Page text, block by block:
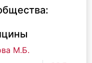
М.Б.